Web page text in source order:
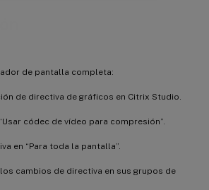
de pantalla completa:
de directiva de gráficos en Citrix Studio.
códec de vídeo para compresión”.
en “Para toda la pantalla”.
cambios de directiva en sus grupos de